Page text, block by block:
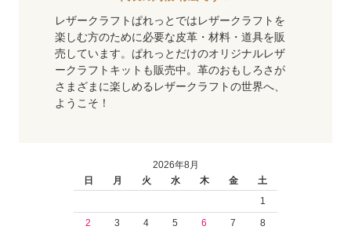
レザークラフトぱれっとではレザークラフトを
楽しむ方のために必要な皮革・材料・道具を販
売しています。ぱれっとだけのオリジナルレザ
ークラフトキットも販売中。革のおもしろさが
さまざまに楽しめるレザークラフトの世界へ、
ようこそ！
2026年8月
日
月 火 水 木 金
土
1
2
3 4 5 6 7
8